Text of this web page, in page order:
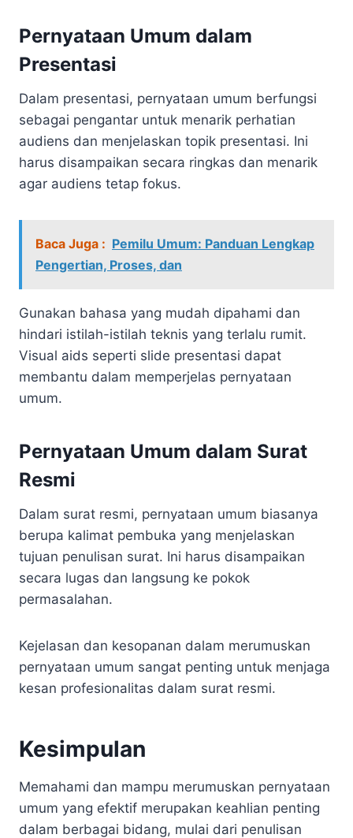
Pernyataan Umum dalam
Presentasi
Dalam presentasi, pernyataan umum berfungsi
sebagai pengantar untuk menarik perhatian
audiens dan menjelaskan topik presentasi. Ini
harus disampaikan secara ringkas dan menarik
agar audiens tetap fokus.
Baca Juga : Pemilu Umum: Panduan Lengkap
Pengertian, Proses, dan
Gunakan bahasa yang mudah dipahami dan
hindari istilah-istilah teknis yang terlalu rumit.
Visual aids seperti slide presentasi dapat
membantu dalam memperjelas pernyataan
umum.
Pernyataan Umum dalam Surat
Resmi
Dalam surat resmi, pernyataan umum biasanya
berupa kalimat pembuka yang menjelaskan
tujuan penulisan surat. Ini harus disampaikan
secara lugas dan langsung ke pokok
permasalahan.
Kejelasan dan kesopanan dalam merumuskan
pernyataan umum sangat penting untuk menjaga
kesan profesionalitas dalam surat resmi.
Kesimpulan
Memahami dan mampu merumuskan pernyataan
umum yang efektif merupakan keahlian penting
dalam berbagai bidang, mulai dari penulisan